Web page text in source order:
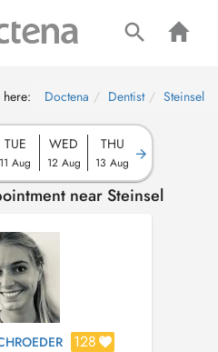
Doctena Dentist Steinsel
TUE
11 Aug
WED
12 Aug
THU
13 Aug
near Steinsel
128